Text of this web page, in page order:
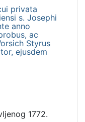
privata
s. Josephi
anno
ac
Styrus
ejusdem
1772.